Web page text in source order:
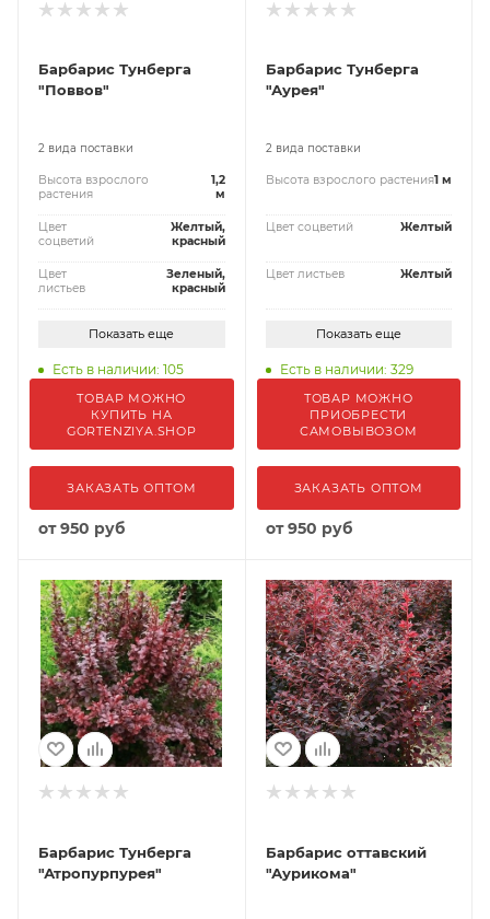
Барбарис Тунберга
"Поввов"
2 вида поставки
Высота взрослого
растения
1,2
м
Цвет
соцветий
Желтый,
красный
Цвет
листьев
Зеленый,
красный
Показать еще
Есть в наличии: 105
ТОВАР МОЖНО
КУПИТЬ НА
GORTENZIYA.SHOP
ЗАКАЗАТЬ ОПТОМ
от950 руб
Барбарис Тунберга
"Аурея"
2 вида поставки
Высота взрослого растения1 м
Цвет соцветий Желтый
Цвет листьев Желтый
Показать еще
Есть в наличии: 329
ТОВАР МОЖНО
ПРИОБРЕСТИ
САМОВЫВОЗОМ
ЗАКАЗАТЬ ОПТОМ
от950 руб
Барбарис Тунберга
"Атропурпурея"
Барбарис оттавский
"Аурикома"